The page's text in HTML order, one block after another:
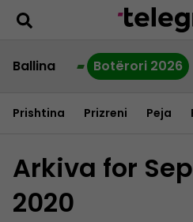
Ballina Botërori 2026
Prishtina Prizreni Peja
Arkiva for
2020